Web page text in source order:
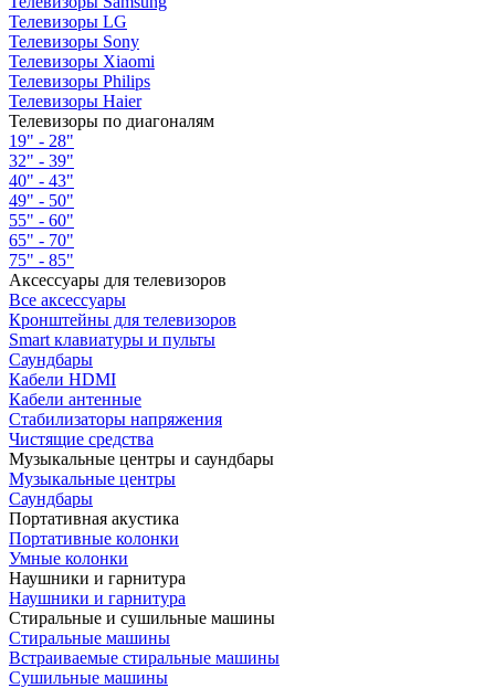
Телевизоры LG
Телевизоры Sony
Телевизоры Xiaomi
Телевизоры Philips
Телевизоры Haier
Телевизоры по диагоналям
19" - 28"
32" - 39"
40" - 43"
49" - 50"
55" - 60"
65" - 70"
75" - 85"
Аксессуары для телевизоров
Все аксессуары
Кронштейны для телевизоров
Smart клавиатуры и пульты
Саундбары
Кабели HDMI
Кабели антенные
Стабилизаторы напряжения
Чистящие средства
Музыкальные центры и саундбары
Музыкальные центры
Саундбары
Портативная акустика
Портативные колонки
Умные колонки
Наушники и гарнитура
Наушники и гарнитура
Стиральные и сушильные машины
Стиральные машины
Встраиваемые стиральные машины
Сушильные машины